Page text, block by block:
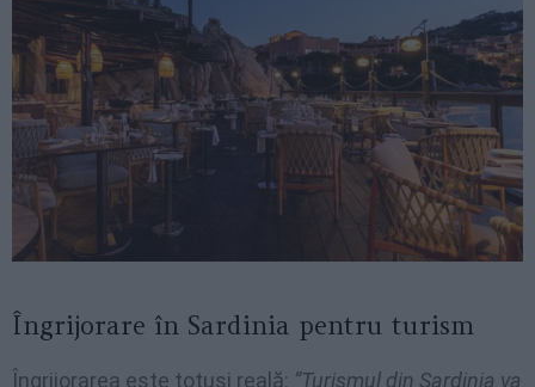
Îngrijorare în Sardinia pentru turism
Îngrijorarea este totuși reală: ”Turismul din Sardinia va